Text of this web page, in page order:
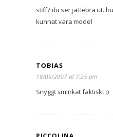
stiff? du ser jättebra ut.
kunnat vara model
TOBIAS
18/09/2007 at 7:25 pm
Snyggt sminkat faktiskt :)